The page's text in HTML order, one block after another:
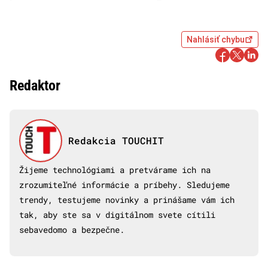
Nahlásiť chybu
Redaktor
Redakcia TOUCHIT
Žijeme technológiami a pretvárame ich na
zrozumiteľné informácie a príbehy. Sledujeme
trendy, testujeme novinky a prinášame vám ich
tak, aby ste sa v digitálnom svete cítili
sebavedomo a bezpečne.